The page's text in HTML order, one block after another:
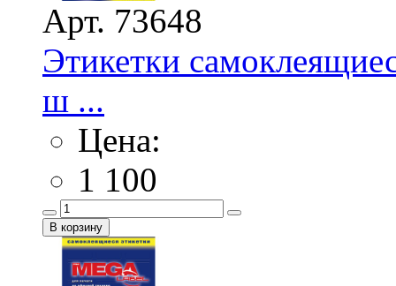
Арт. 73648
Этикетки
ш ...
Цена:
1 100